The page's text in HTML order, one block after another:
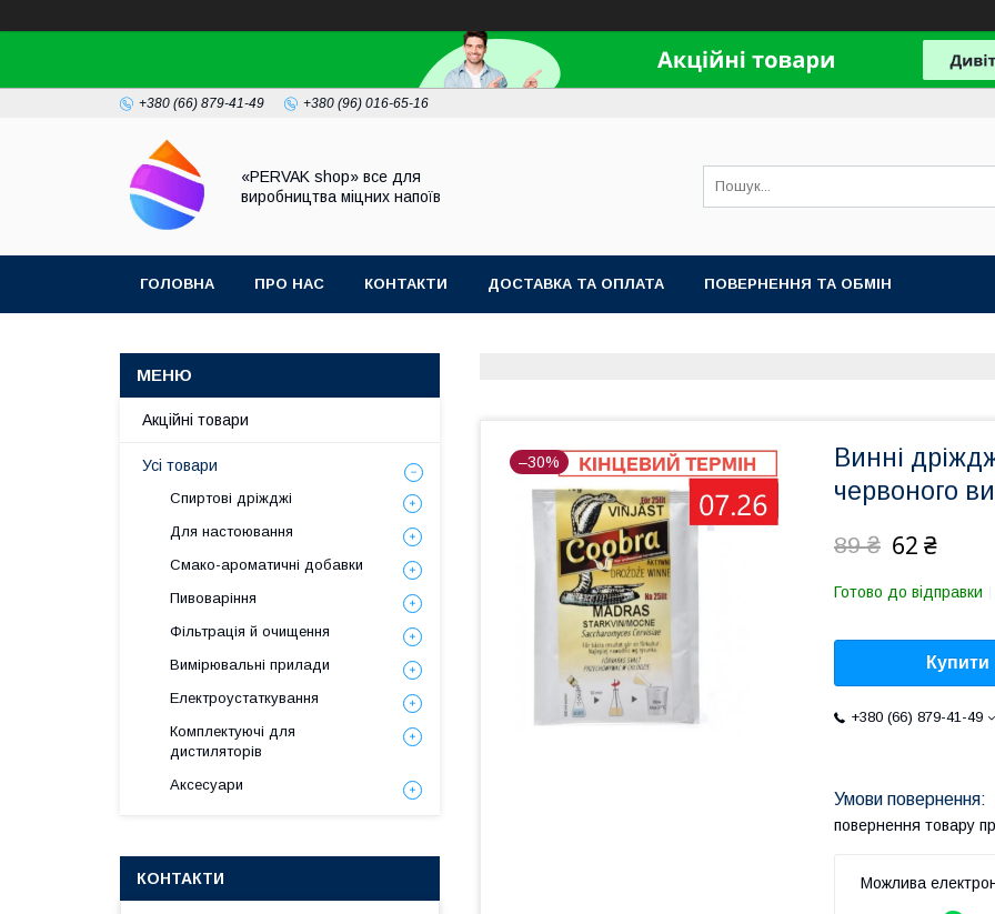
+380 (66) 879-41-49 +380 (96) 016-65-16
«PERVAK shop» все для
виробництва міцних напоїв
ГОЛОВНА ПРО НАС КОНТАКТИ ДОСТАВКА ТА ОПЛАТА ПОВЕРНЕННЯ ТА ОБМІН
–30%
Винні
червоного
89 ₴ 62 ₴
Готово до відправки
Купити
+380 (66) 879-41-49
повернення товару
Акційні товари
Усі товари
Спиртові дріжджі
Для настоювання
Смако-ароматичні добавки
Пивоваріння
Фільтрація й очищення
Вимірювальні прилади
Електроустаткування
Комплектуючі для
дистиляторів
Аксесуари
КОНТАКТИ